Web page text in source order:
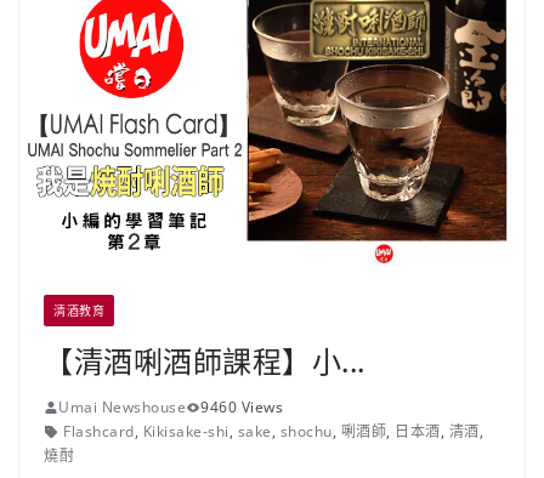
清酒教育
【清酒唎酒師課程】小...
Umai Newshouse
9460 Views
Flashcard, Kikisake-shi, sake, shochu, 唎酒師, 日本酒, 清酒,
燒酎